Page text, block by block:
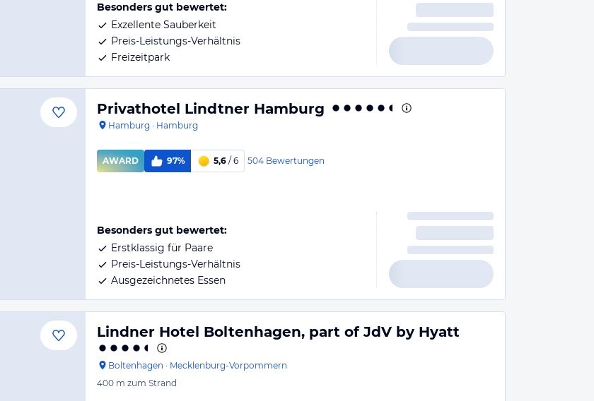
Besonders gut bewertet:
Exzellente Sauberkeit
Preis-Leistungs-Verhältnis
Freizeitpark
Privathotel Lindtner Hamburg
Hamburg · Hamburg
AWARD 97% 5,6 / 6 504 Bewertungen
Besonders gut bewertet:
Erstklassig für Paare
Preis-Leistungs-Verhältnis
Ausgezeichnetes Essen
Lindner Hotel Boltenhagen, part of JdV by Hyatt
Boltenhagen · Mecklenburg-Vorpommern
400 m zum Strand